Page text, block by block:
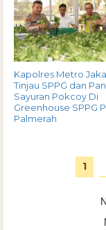
Kapolres Metro
Tinjau SPPG dan
Sayuran Pokcoy Di
Greenhouse SPPG
Palmerah
1